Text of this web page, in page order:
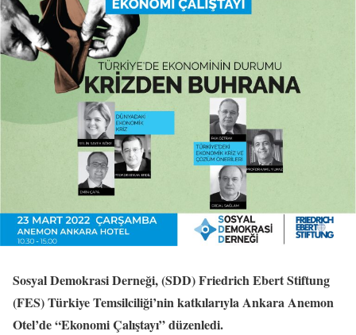
Sosyal Demokrasi Derneği, (SDD) Friedrich Ebert Stiftung
(FES) Türkiye Temsilciliği’nin katkılarıyla Ankara Anemon
Otel’de “Ekonomi Çalıştayı” düzenledi.